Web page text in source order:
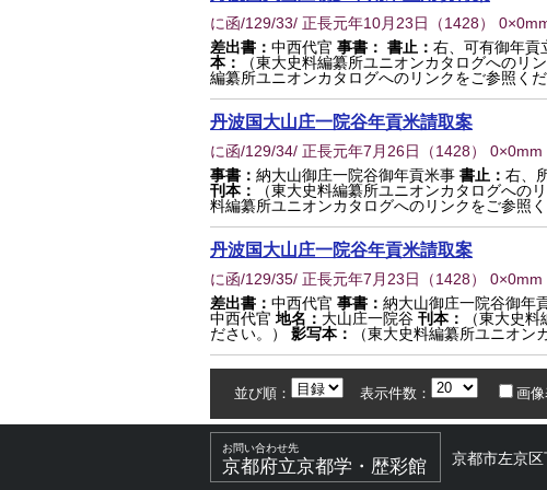
に函/129/33/ 正長元年10月23日 （1428）
差出書： 中西代官 事書： 書止： 右、可有御年貢
本：
（東大史料編纂所ユニオンカタログへのリ
編纂所ユニオンカタログへのリンクをご参照くだ
丹波国大山庄一院谷年貢米請取案
に函/129/34/ 正長元年7月26日 （1428） 0×0mm
事書： 納大山御庄一院谷御年貢米事 書止： 右、
刊本：
（東大史料編纂所ユニオンカタログへの
料編纂所ユニオンカタログへのリンクをご参照く
丹波国大山庄一院谷年貢米請取案
に函/129/35/ 正長元年7月23日 （1428） 0×0mm
差出書： 中西代官 事書： 納大山御庄一院谷御年
中西代官 地名： 大山庄一院谷 刊本：
（東大史
ださい。）
影写本： （東大史料編纂所ユニオン
並び順： 表示件数： 画
お問い合わせ先
京都府立京都学・歴彩館 京都市左京